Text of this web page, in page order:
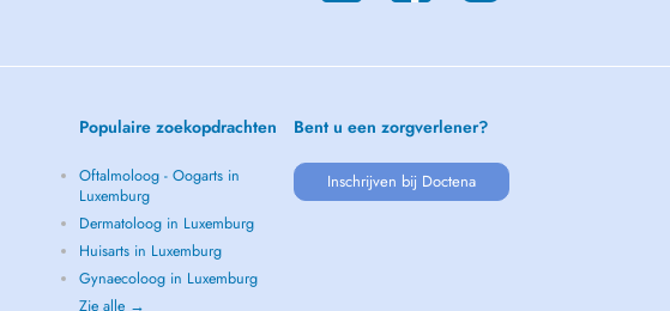
Populaire zoekopdrachten
Oftalmoloog - Oogarts in
Luxemburg
Dermatoloog in Luxemburg
Huisarts in Luxemburg
Gynaecoloog in Luxemburg
Zie alle →
Bent u een zorgverlener?
Inschrijven bij Doctena